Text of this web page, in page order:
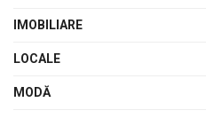
IMOBILIARE
LOCALE
MODĂ